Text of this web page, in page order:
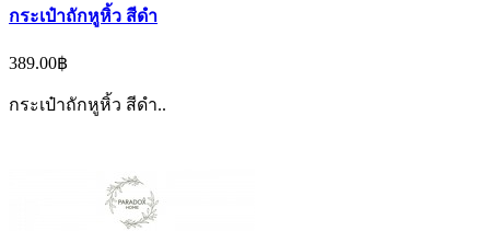
กระเป๋าถักหูหิ้ว สีดำ
389.00฿
กระเป๋าถักหูหิ้ว สีดำ..